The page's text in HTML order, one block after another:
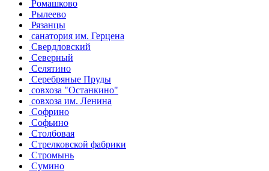
Ромашково
Рылеево
Рязанцы
санатория им. Герцена
Свердловский
Северный
Селятино
Серебряные Пруды
совхоза "Останкино"
совхоза им. Ленина
Софрино
Софьино
Столбовая
Стрелковской фабрики
Стромынь
Сумино